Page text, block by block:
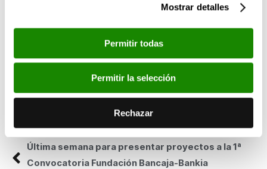
Mostrar detalles
Permitir todas
Permitir la selección
Rechazar
19:00 horas, en el Centro Cultural Bancaja de Valencia. La
Esta noticia en los medios:
www.mondosonoro.es
Última semana para presentar proyectos a la 1ª
Convocatoria Fundación Bancaja-Bankia